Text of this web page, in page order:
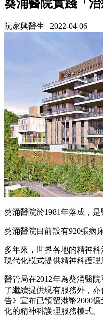
葵涌醫院實踐「
阮家興醫生 | 2022-04-06
葵涌醫院於1981年落成，
葵涌醫院目前設有920張病
多年來，世界各地的精神
現代化模式提供精神科護理
醫管局在2012年為葵涌醫
了繼續提供現有服務外，
告》宣布已預留港幣2000
化的精神科護理服務模式。